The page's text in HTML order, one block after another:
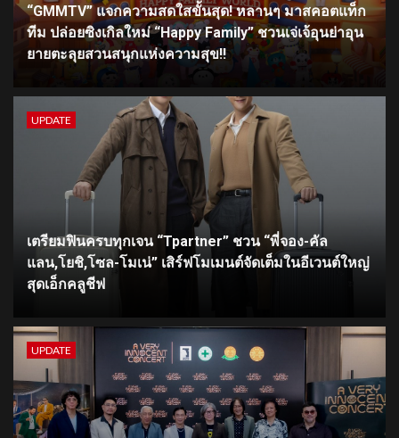
“GMMTV” แจกความสดใสขั้นสุด! หลานๆ มาสคอตแท็ก
ทีม ปล่อยซิงเกิลใหม่ “Happy Family” ชวนเจ่เจ้อุนย่าอุน
ยายตะลุยสวนสนุกแห่งความสุข!!
UPDATE
เตรียมฟินครบทุกเจน “Tpartner” ชวน “พี่จอง-คัล
แลน,โยชิ,โซล-โมเน่” เสิร์ฟโมเมนต์จัดเต็มในอีเวนต์ใหญ่
สุดเอ็กคลูชีฟ
UPDATE